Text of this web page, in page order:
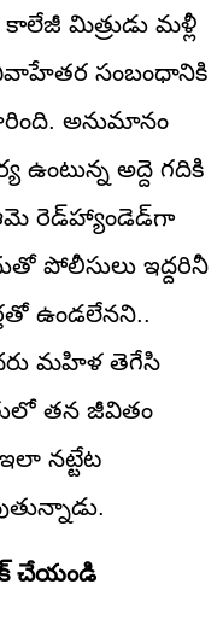
మిత్రుడు మళ్లీ
సంబంధానికి
అనుమానం
ఉంటున్న అద్దె గదికి
రెడ్‌హ్యాండెడ్‌గా
పోలీసులు ఇద్దరినీ
ఉండలేనని..
మహిళ తెగేసి
తన జీవితం
నట్టేట
చేయండి